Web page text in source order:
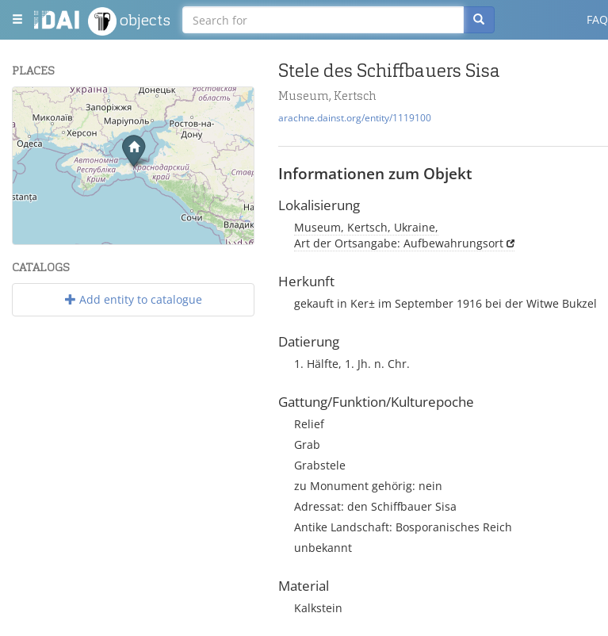
objects FAQ
PLACES
+
−
OpenStreetMap.
CATALOGS
Add entity to catalogue
Stele des Schiffbauers Sisa
Museum, Kertsch
arachne.dainst.org/entity/1119100
Informationen zum Objekt
Lokalisierung
Museum, Kertsch, Ukraine,
Art der Ortsangabe: Aufbewahrungsort
Herkunft
gekauft in Ker± im September 1916 bei der Witwe Bukzel
Datierung
1. Hälfte, 1. Jh. n. Chr.
Gattung/Funktion/Kulturepoche
Relief
Grab
Grabstele
zu Monument gehörig: nein
Adressat: den Schiffbauer Sisa
Antike Landschaft: Bosporanisches Reich
unbekannt
Material
Kalkstein